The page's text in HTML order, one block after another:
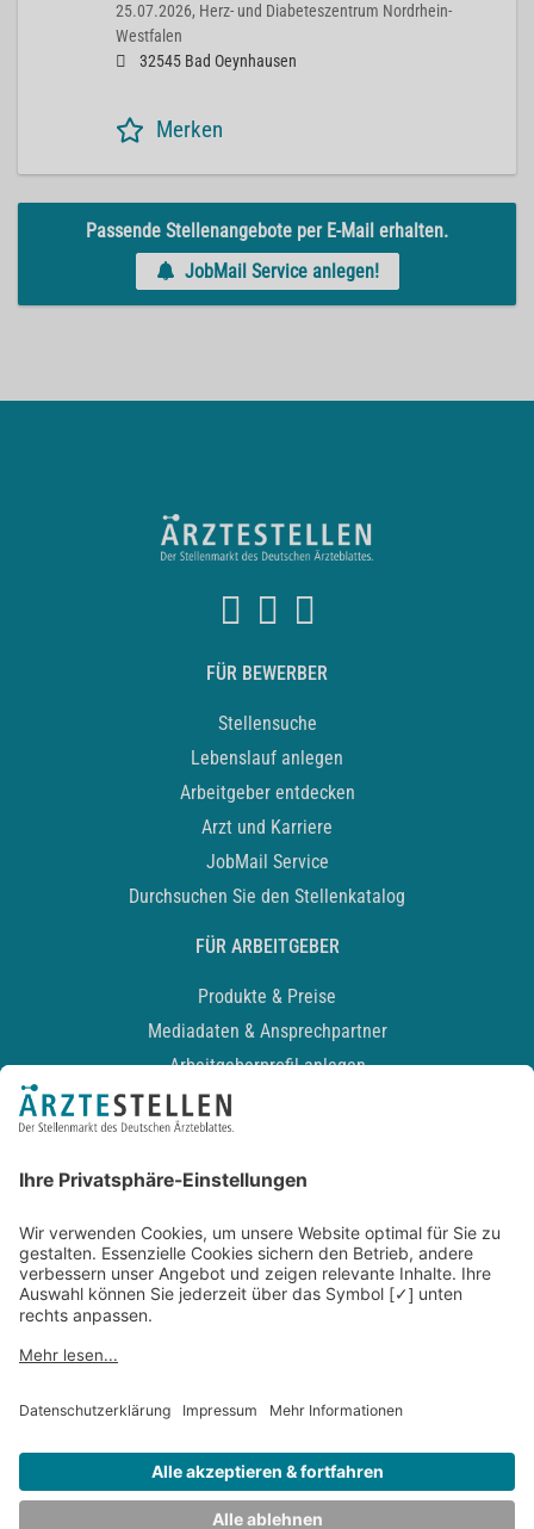
25.07.2026, Herz- und Diabeteszentrum Nordrhein-
Westfalen
32545 Bad Oeynhausen
Merken
Passende Stellenangebote per E-Mail erhalten.
JobMail Service anlegen!
FÜR BEWERBER
Stellensuche
Lebenslauf anlegen
Arbeitgeber entdecken
Arzt und Karriere
JobMail Service
Durchsuchen Sie den Stellenkatalog
FÜR ARBEITGEBER
Produkte & Preise
Mediadaten & Ansprechpartner
Arbeitgeberprofil anlegen
Recruiting-Podcast
Kontakt
Datenschutz
Newsletter